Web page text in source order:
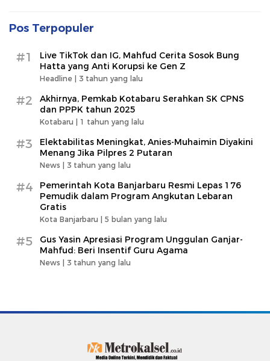
Pos Terpopuler
#1
Live TikTok dan IG, Mahfud Cerita Sosok Bung
Hatta yang Anti Korupsi ke Gen Z
Headline | 3 tahun yang lalu
#2
Akhirnya, Pemkab Kotabaru Serahkan SK CPNS
dan PPPK tahun 2025
Kotabaru | 1 tahun yang lalu
#3
Elektabilitas Meningkat, Anies-Muhaimin Diyakini
Menang Jika Pilpres 2 Putaran
News | 3 tahun yang lalu
#4
Pemerintah Kota Banjarbaru Resmi Lepas 176
Pemudik dalam Program Angkutan Lebaran
Gratis
Kota Banjarbaru | 5 bulan yang lalu
#5
Gus Yasin Apresiasi Program Unggulan Ganjar-
Mahfud: Beri Insentif Guru Agama
News | 3 tahun yang lalu